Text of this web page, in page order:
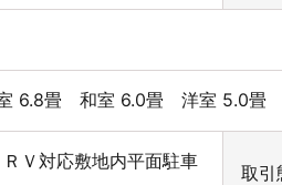
6.8畳 和室 6.0畳 洋室 5.0畳
対応敷地内平面駐車
取引